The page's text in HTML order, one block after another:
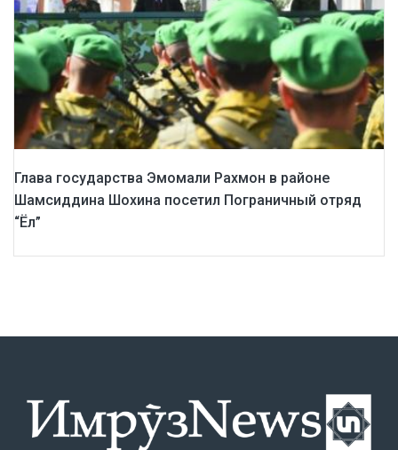
Глава государства Эмомали Рахмон в районе
Шамсиддина Шохина посетил Пограничный отряд
“Ёл”